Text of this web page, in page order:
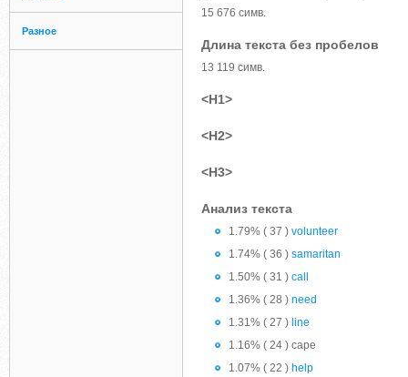
Разное
15 676 симв.
Длина текста без пробелов
13 119 симв.
<H1>
<H2>
<H3>
Анализ текста
1.79% ( 37 ) volunteer
1.74% ( 36 ) samaritan
1.50% ( 31 ) call
1.36% ( 28 ) need
1.31% ( 27 ) line
1.16% ( 24 ) cape
1.07% ( 22 ) help